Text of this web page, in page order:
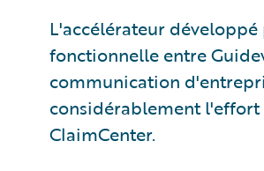
L'accélérateur
fonctionnelle entre
communication
considérablement
ClaimCenter.